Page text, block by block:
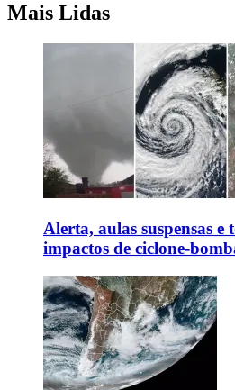
Mais Lidas
Alerta, aulas suspensas e
impactos de ciclone-